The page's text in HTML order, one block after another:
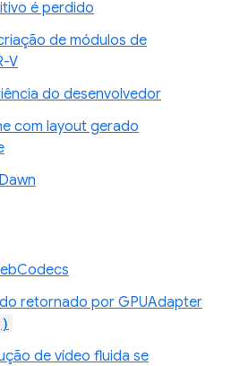
é perdido
de módulos de
V
do desenvolvedor
com layout gerado
retornado por GPUAdapter
de vídeo fluida se